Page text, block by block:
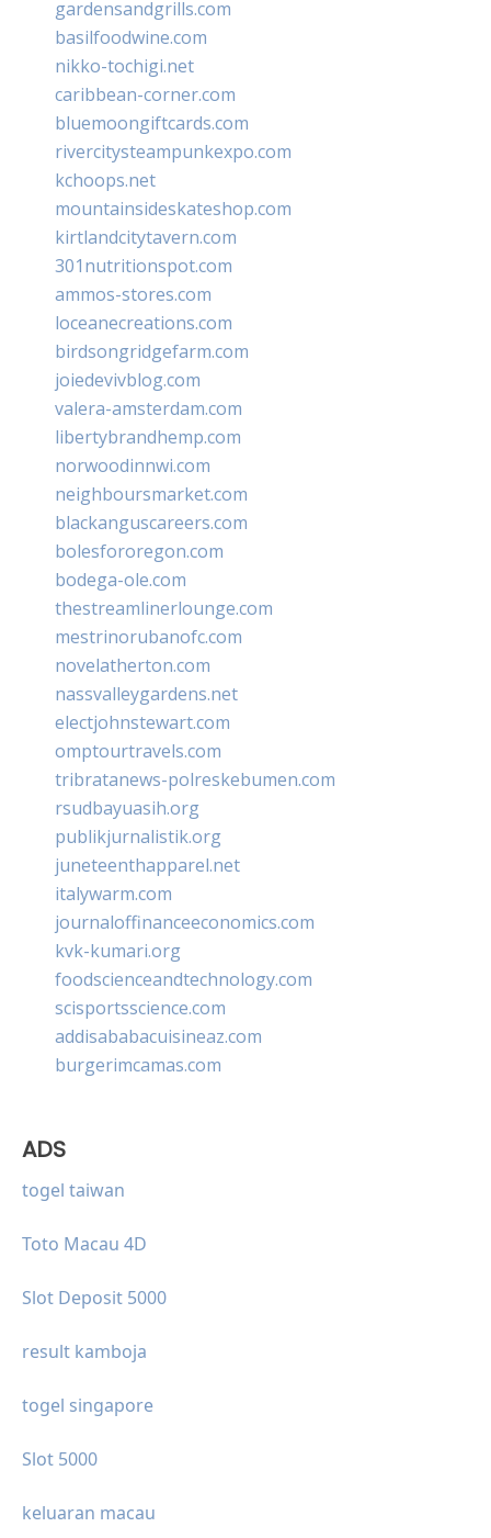
gardensandgrills.com
basilfoodwine.com
nikko-tochigi.net
caribbean-corner.com
bluemoongiftcards.com
rivercitysteampunkexpo.com
kchoops.net
mountainsideskateshop.com
kirtlandcitytavern.com
301nutritionspot.com
ammos-stores.com
loceanecreations.com
birdsongridgefarm.com
joiedevivblog.com
valera-amsterdam.com
libertybrandhemp.com
norwoodinnwi.com
neighboursmarket.com
blackanguscareers.com
bolesfororegon.com
bodega-ole.com
thestreamlinerlounge.com
mestrinorubanofc.com
novelatherton.com
nassvalleygardens.net
electjohnstewart.com
omptourtravels.com
tribratanews-polreskebumen.com
rsudbayuasih.org
publikjurnalistik.org
juneteenthapparel.net
italywarm.com
journaloffinanceeconomics.com
kvk-kumari.org
foodscienceandtechnology.com
scisportsscience.com
addisababacuisineaz.com
burgerimcamas.com
ADS
togel taiwan
Toto Macau 4D
Slot Deposit 5000
result kamboja
togel singapore
Slot 5000
keluaran macau